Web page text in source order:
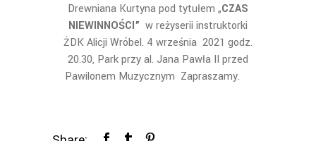
Drewniana Kurtyna pod tytułem „CZAS
NIEWINNOŚCI” w reżyserii instruktorki
ŻDK Alicji Wróbel. 4 września 2021 godz.
20.30, Park przy al. Jana Pawła II przed
Pawilonem Muzycznym Zapraszamy.